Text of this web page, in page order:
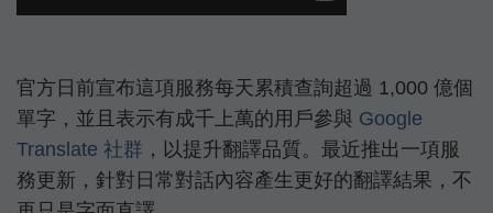
官方日前宣布這項服務每天累積查詢超過 1,000 億個
單字，並且表示有成千上萬的用戶參與 Google
Translate 社群 ，以提升翻譯品質。最近推出一項服
務更新，針對日常對話內容產生更好的翻譯結果，不